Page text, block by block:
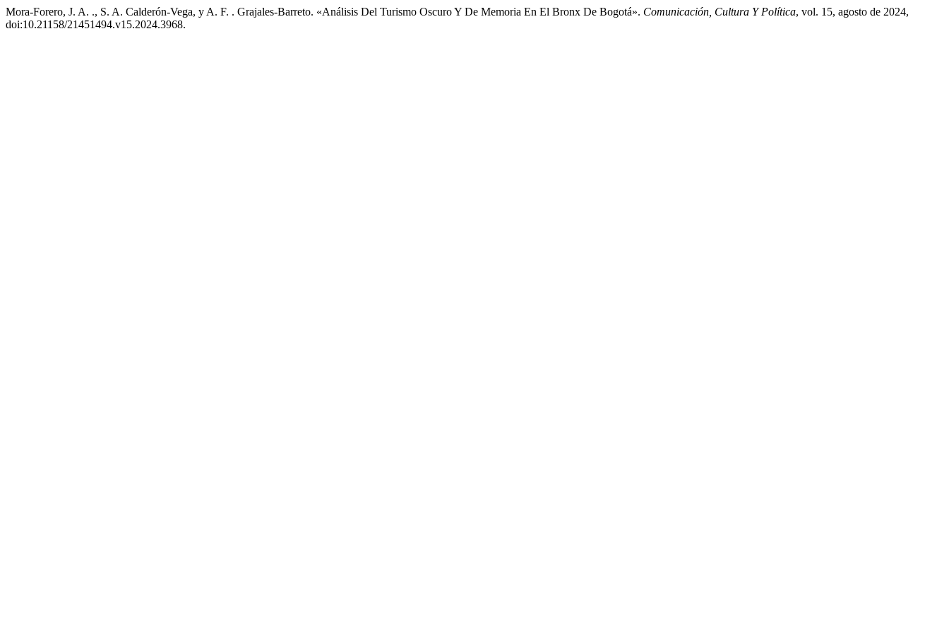
Mora-Forero, J. A. ., S. A. Calderón-Vega, y A. F. . Grajales-Barreto. «Análisis Del Turismo Oscuro Y De Memoria En El Bronx De Bogotá». Comunicación, Cultura Y Política, vol. 15, agosto de 2024,
doi:10.21158/21451494.v15.2024.3968.